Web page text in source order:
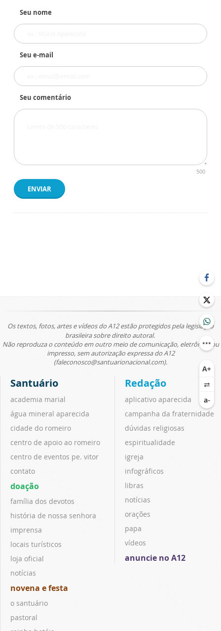
Seu nome
Seu e-mail
Seu comentário
500
ENVIAR
Os textos, fotos, artes e vídeos do A12 estão protegidos pela legislação
brasileira sobre direito autoral.
Não reproduza o conteúdo em outro meio de comunicação, eletrônico ou
impresso, sem autorização expressa do A12
(faleconosco@santuarionacional.com).
Santuário
academia marial
água mineral aparecida
cidade do romeiro
centro de apoio ao romeiro
centro de eventos pe. vitor
contato
doação
família dos devotos
história de nossa senhora
imprensa
locais turísticos
loja oficial
notícias
novena e festa
o santuário
pastoral
Redação
aplicativo aparecida
campanha da fraternidade
dúvidas religiosas
espiritualidade
igreja
infográficos
libras
notícias
orações
papa
vídeos
anuncie no A12